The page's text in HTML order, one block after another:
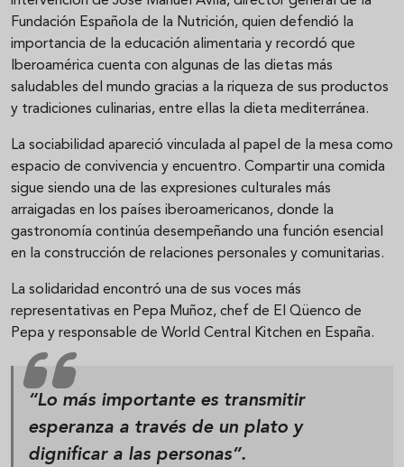
Fundación Española de la Nutrición, quien defendió la
importancia de la educación alimentaria y recordó que
Iberoamérica cuenta con algunas de las dietas más
saludables del mundo gracias a la riqueza de sus productos
y tradiciones culinarias, entre ellas la dieta mediterránea.
La sociabilidad apareció vinculada al papel de la mesa como
espacio de convivencia y encuentro. Compartir una comida
sigue siendo una de las expresiones culturales más
arraigadas en los países iberoamericanos, donde la
gastronomía continúa desempeñando una función esencial
en la construcción de relaciones personales y comunitarias.
La solidaridad encontró una de sus voces más
representativas en Pepa Muñoz, chef de El Qüenco de
Pepa y responsable de World Central Kitchen en España.
“Lo más importante es transmitir
esperanza a través de un plato y
dignificar a las personas”.